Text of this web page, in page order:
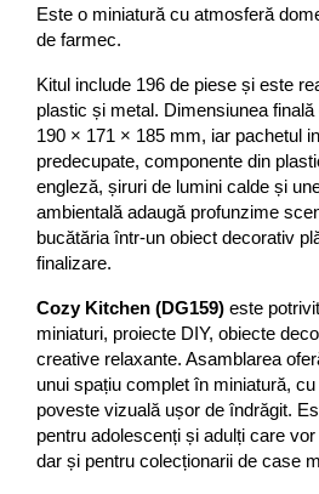
Este o miniatură cu atmosferă
de farmec.
Kitul include 196 de piese și este
plastic și metal. Dimensiunea
190 × 171 × 185 mm, iar pachetul
predecupate, componente din
engleză, șiruri de lumini calde și
ambientală adaugă profunzime
bucătăria într-un obiect decorativ
finalizare.
Cozy Kitchen (DG159) este
miniaturi, proiecte DIY, obiecte
creative relaxante. Asamblarea
unui spațiu complet în miniatură,
poveste vizuală ușor de îndrăgit.
pentru adolescenți și adulți care
dar și pentru colecționarii de case